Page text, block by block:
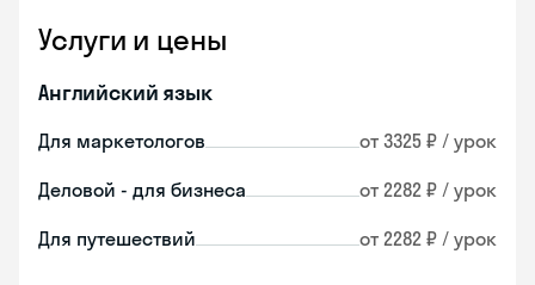
Услуги и цены
Английский язык
Для маркетологов от 3325 ₽ / урок
Деловой - для бизнеса от 2282 ₽ / урок
Для путешествий от 2282 ₽ / урок